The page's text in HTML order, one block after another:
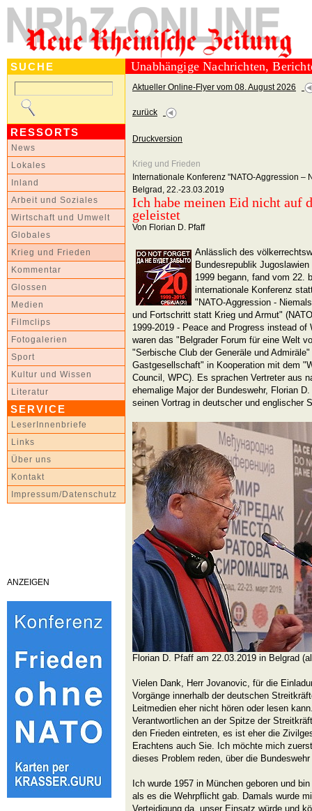
SUCHE
RESSORTS
News
Lokales
Inland
Arbeit und Soziales
Wirtschaft und Umwelt
Globales
Krieg und Frieden
Kommentar
Glossen
Medien
Filmclips
Fotogalerien
Sport
Kultur und Wissen
Literatur
SERVICE
LeserInnenbriefe
Links
Über uns
Kontakt
Impressum/Datenschutz
ANZEIGEN
Unabhängige Nachrichten,
Aktueller Online-Flyer vom 08. August 2026
zurück
Druckversion
Krieg und Frieden
Internationale Konferenz "NATO-Aggression –
Belgrad, 22.-23.03.2019
Ich habe meinen Eid nicht auf
geleistet
Von Florian D. Pfaff
Anlässlich des
Bundesrepublik
1999 begann, fand vom 22.
internationale Konferenz
"NATO-Aggression -
und Fortschritt statt Krieg und Armut"
1999-2019 - Peace and Progress instead
waren das "Belgrader Forum für eine Welt
"Serbische Club der Generäle und
Gastgesellschaft" in Kooperation mit dem
Council, WPC). Es sprachen Vertreter aus
ehemalige Major der Bundeswehr, Florian
seinen Vortrag in deutscher und englischer
Florian D. Pfaff am 22.03.2019 in Belgrad
Vielen Dank, Herr Jovanovic, für die
Vorgänge innerhalb der deutschen
Leitmedien eher nicht hören oder lesen
Verantwortlichen an der Spitze der
den Frieden eintreten, es ist eher die
Erachtens auch Sie. Ich möchte mich
dieses Problem reden, über die
Ich wurde 1957 in München geboren und
als es die Wehrpflicht gab. Damals wurde
Verteidigung da, unser Einsatz würde und